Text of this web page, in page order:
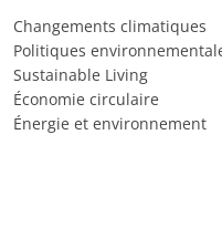
Changements climatiques
Politiques
Sustainable Living
Économie circulaire
Énergie et environnement